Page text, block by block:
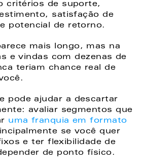
critérios de suporte,
satisfação de
potencial de retorno.
mais longo, mas na
e vindas com dezenas de
teriam chance real de
pode ajudar a descartar
avaliar segmentos que
uma franquia em formato
se você quer
e ter flexibilidade de
de ponto físico.